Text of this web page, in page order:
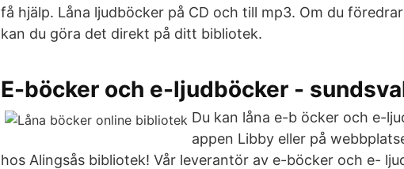
få hjälp. Låna ljudböcker på CD och till mp3. Om du
kan du göra det direkt på ditt bibliotek.
E-böcker och e-ljudböcker -
Du kan låna e-b öcker och e-
appen Libby eller på
hos Alingsås bibliotek! Vår leverantör av e-böcker och e-